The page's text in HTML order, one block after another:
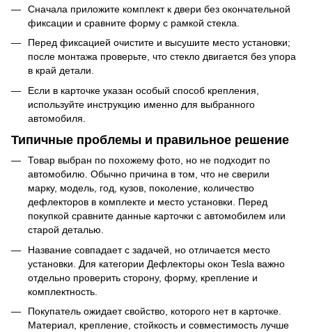
Сначала приложите комплект к двери без окончательной
фиксации и сравните форму с рамкой стекла.
Перед фиксацией очистите и высушите место установки;
после монтажа проверьте, что стекло двигается без упора
в край детали.
Если в карточке указан особый способ крепления,
используйте инструкцию именно для выбранного
автомобиля.
Типичные проблемы и правильное решение
Товар выбран по похожему фото, но не подходит по
автомобилю. Обычно причина в том, что не сверили
марку, модель, год, кузов, поколение, количество
дефлекторов в комплекте и место установки. Перед
покупкой сравните данные карточки с автомобилем или
старой деталью.
Название совпадает с задачей, но отличается место
установки. Для категории Дефлекторы окон Tesla важно
отдельно проверить сторону, форму, крепление и
комплектность.
Покупатель ожидает свойство, которого нет в карточке.
Материал, крепление, стойкость и совместимость лучше